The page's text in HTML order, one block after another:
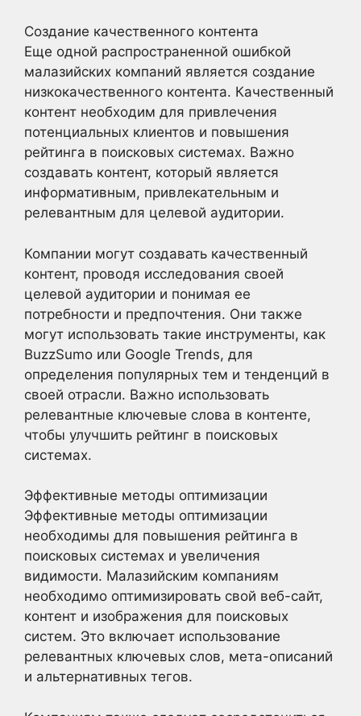
Создание качественного контента
Еще одной распространенной ошибкой
малазийских компаний является создание
низкокачественного контента. Качественный
контент необходим для привлечения
потенциальных клиентов и повышения
рейтинга в поисковых системах. Важно
создавать контент, который является
информативным, привлекательным и
релевантным для целевой аудитории.
Компании могут создавать качественный
контент, проводя исследования своей
целевой аудитории и понимая ее
потребности и предпочтения. Они также
могут использовать такие инструменты, как
BuzzSumo или Google Trends, для
определения популярных тем и тенденций в
своей отрасли. Важно использовать
релевантные ключевые слова в контенте,
чтобы улучшить рейтинг в поисковых
системах.
Эффективные методы оптимизации
Эффективные методы оптимизации
необходимы для повышения рейтинга в
поисковых системах и увеличения
видимости. Малазийским компаниям
необходимо оптимизировать свой веб-сайт,
контент и изображения для поисковых
систем. Это включает использование
релевантных ключевых слов, мета-описаний
и альтернативных тегов.